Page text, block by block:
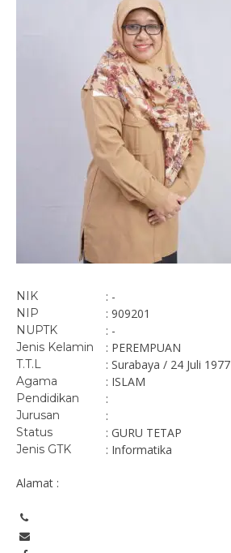
NIK : -
NIP : 909201
NUPTK : -
Jenis Kelamin : PEREMPUAN
T.T.L : Surabaya / 24 Juli 1977
Agama : ISLAM
Pendidikan :
Jurusan :
Status : GURU TETAP
Jenis GTK : Informatika
Alamat :